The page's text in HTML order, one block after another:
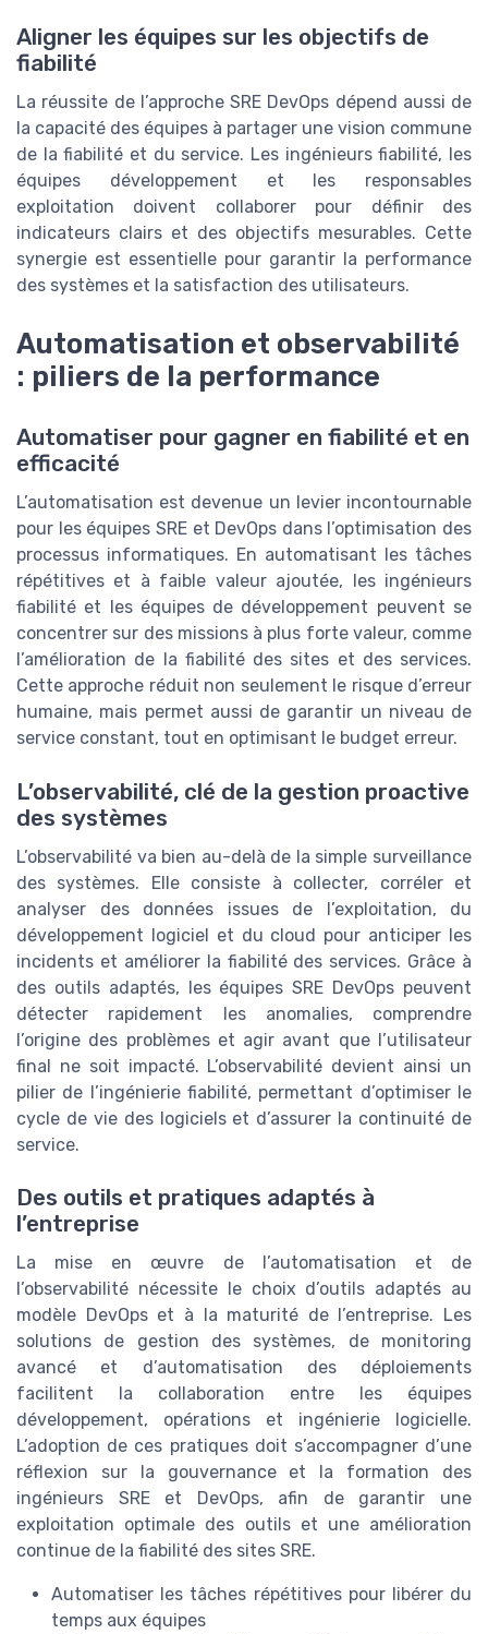
Aligner les équipes sur les objectifs de
fiabilité
La réussite de l’approche SRE DevOps dépend aussi de
la capacité des équipes à partager une vision commune
de la fiabilité et du service. Les ingénieurs fiabilité, les
équipes développement et les responsables
exploitation doivent collaborer pour définir des
indicateurs clairs et des objectifs mesurables. Cette
synergie est essentielle pour garantir la performance
des systèmes et la satisfaction des utilisateurs.
Automatisation et observabilité
: piliers de la performance
Automatiser pour gagner en fiabilité et en
efficacité
L’automatisation est devenue un levier incontournable
pour les équipes SRE et DevOps dans l’optimisation des
processus informatiques. En automatisant les tâches
répétitives et à faible valeur ajoutée, les ingénieurs
fiabilité et les équipes de développement peuvent se
concentrer sur des missions à plus forte valeur, comme
l’amélioration de la fiabilité des sites et des services.
Cette approche réduit non seulement le risque d’erreur
humaine, mais permet aussi de garantir un niveau de
service constant, tout en optimisant le budget erreur.
L’observabilité, clé de la gestion proactive
des systèmes
L’observabilité va bien au-delà de la simple surveillance
des systèmes. Elle consiste à collecter, corréler et
analyser des données issues de l’exploitation, du
développement logiciel et du cloud pour anticiper les
incidents et améliorer la fiabilité des services. Grâce à
des outils adaptés, les équipes SRE DevOps peuvent
détecter rapidement les anomalies, comprendre
l’origine des problèmes et agir avant que l’utilisateur
final ne soit impacté. L’observabilité devient ainsi un
pilier de l’ingénierie fiabilité, permettant d’optimiser le
cycle de vie des logiciels et d’assurer la continuité de
service.
Des outils et pratiques adaptés à
l’entreprise
La mise en œuvre de l’automatisation et de
l’observabilité nécessite le choix d’outils adaptés au
modèle DevOps et à la maturité de l’entreprise. Les
solutions de gestion des systèmes, de monitoring
avancé et d’automatisation des déploiements
facilitent la collaboration entre les équipes
développement, opérations et ingénierie logicielle.
L’adoption de ces pratiques doit s’accompagner d’une
réflexion sur la gouvernance et la formation des
ingénieurs SRE et DevOps, afin de garantir une
exploitation optimale des outils et une amélioration
continue de la fiabilité des sites SRE.
Automatiser les tâches répétitives pour libérer du
temps aux équipes